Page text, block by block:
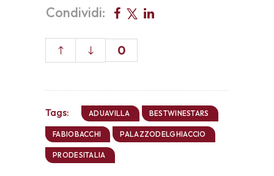
Condividi:
0
Tags: ADUAVILLA BESTWINESTARS
FABIOBACCHI PALAZZODELGHIACCIO
PRODESITALIA